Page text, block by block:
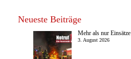
Neueste Beiträge
Mehr als nur Einsätze
3. August 2026